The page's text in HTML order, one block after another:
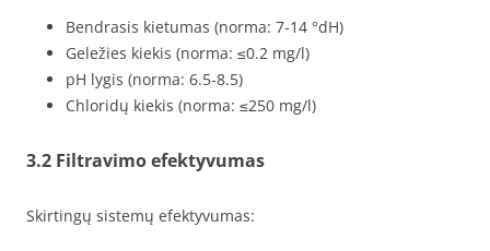
Bendrasis kietumas (norma: 7-14 °dH)
Geležies kiekis (norma: ≤0.2 mg/l)
pH lygis (norma: 6.5-8.5)
Chloridų kiekis (norma: ≤250 mg/l)
3.2 Filtravimo efektyvumas
Skirtingų sistemų efektyvumas: